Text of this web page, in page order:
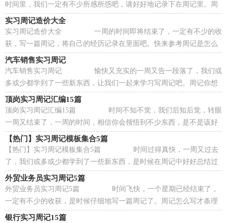
时间里，我们一定有不少所感所惑吧，请好好地记录下在周记里。周
记你想好怎么写了吗？以下是小编收集整理的会计实习周...
实习周记造价大全
实习周记造价大全 一周的时间即将结束了，一定有不少的收
获，写一篇周记，将自己的经历记录在里面吧。快来参考周记是怎么
写的吧，下面是小编为大家整理的实习周记造...
汽车销售实习周记
汽车销售实习周记 愉快又充实的一周又告一段落了，我们或
多或少都学到了一些新东西，让我们一起来学习写周记吧。周记你想
好怎么写了吗？以下是小编精心整理的汽车...
顶岗实习周记汇编15篇
顶岗实习周记汇编15篇 时间不知不觉，我们后知后觉，转眼
一周又结束了，一周的时间，相信你会领悟到不少东西，是不是该好
好写一篇周记记录一下呢？那么我们该怎么去写周...
【热门】实习周记模板集合5篇
【热门】实习周记模板集合5篇 时间过得真快，一周又过去
了，我们或多或少都学到了一些新东西，是时候在周记中好好总结过
去的成绩了。怎样写好周记呢?以下是小编精...
外贸业务员实习周记5篇
外贸业务员实习周记5篇 时间飞快，一个星期已经结束了，
一定有不少的收获，是时候仔细地写一篇周记了。周记怎么写才条理
清晰呢？以下是小编为大家整理的外贸业务员...
银行实习周记15篇